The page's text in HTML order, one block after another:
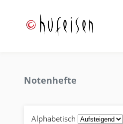
Notenhefte
Alphabetisch